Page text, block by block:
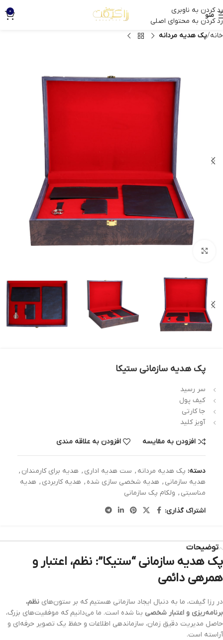
رد کردن به ناوبری
رد کردن به محتوای اصلی
منو 0
خانه پک هدیه مردانه
پک هدیه سازمانی ستیکا
سر رسید
کیف پول
جا کارتی
آویز کلید
افزودن به مقایسه افزودن به علاقه مندی
دسته: پک هدیه مردانه , ست هدیه اداری , هدیه برای کارمندان ,
هدیه سازمانی , هدیه شخصی سازی شده , هدیه کاربردی , هدیه
مناسبتی , ولکام پک سازمانی
اشتراک گذاری:
توضیحات
پک هدیه سازمانی “ستیکا”: نظم، اعتبار و
همرهی دائمی
در رزا گیفت، ما به دنبال ایجاد سازمانی هستیم که بر ستون‌های نظم،
برنامه‌ریزی و اعتبار شخصی بنا شده است. ما می‌دانیم که موفقیت‌های بزرگ،
حاصل مدیریت دقیق زمان، سازماندهی اطلاعات و حفظ یک تصویر حرفه‌ای و
آراسته است.